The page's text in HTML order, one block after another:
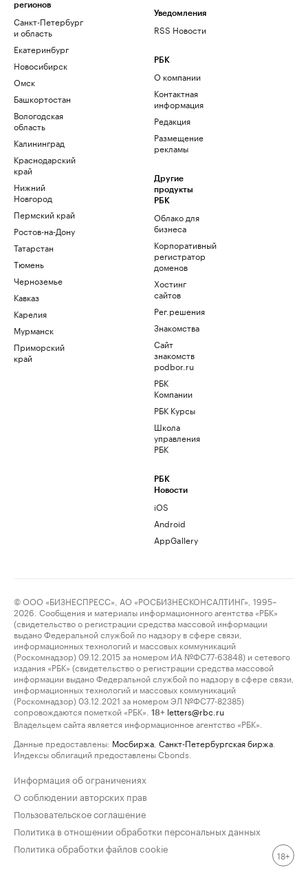
регионов
Санкт-Петербург
и область
Екатеринбург
Новосибирск
Омск
Башкортостан
Вологодская
область
Калининград
Краснодарский
край
Нижний
Новгород
Пермский край
Ростов-на-Дону
Татарстан
Тюмень
Черноземье
Кавказ
Карелия
Мурманск
Приморский
край
Уведомления
RSS Новости
РБК
О компании
Контактная
информация
Редакция
Размещение
рекламы
Другие
продукты
РБК
Облако для
бизнеса
Корпоративный
регистратор
доменов
Хостинг
сайтов
Рег.решения
Знакомства
Сайт
знакомств
podbor.ru
РБК
Компании
РБК Курсы
Школа
управления
РБК
РБК
Новости
iOS
Android
AppGallery
© ООО «БИЗНЕСПРЕСС», АО «РОСБИЗНЕСКОНСАЛТИНГ», 1995–
2026. Сообщения и материалы информационного агентства «РБК»
(свидетельство о регистрации средства массовой информации
выдано Федеральной службой по надзору в сфере связи,
информационных технологий и массовых коммуникаций
(Роскомнадзор) 09.12.2015 за номером ИА №ФС77-63848) и сетевого
издания «РБК» (свидетельство о регистрации средства массовой
информации выдано Федеральной службой по надзору в сфере связи,
информационных технологий и массовых коммуникаций
(Роскомнадзор) 03.12.2021 за номером ЭЛ №ФС77-82385)
сопровождаются пометкой «РБК».
18+ letters@rbc.ru
Владельцем сайта является информационное агентство «РБК».
Данные предоставлены: Мосбиржа Санкт-Петербургская биржа
Индексы облигаций предоставлены Cbonds.
Информация об ограничениях
О соблюдении авторских прав
Пользовательское соглашение
Политика в отношении обработки персональных данных
Политика обработки файлов cookie
18+